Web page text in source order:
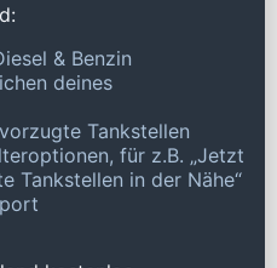
& Benzin
deines
Tankstellen
für z.B. „Jetzt
Tankstellen in der Nähe“